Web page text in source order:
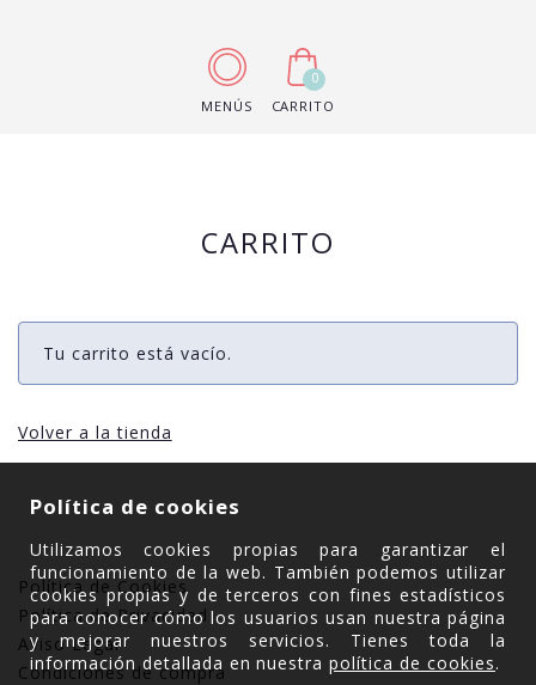
MENÚS
0
CARRITO
CARRITO
Tu carrito está vacío.
Volver a la tienda
Política de Cookies
Política de Privacidad
Aviso Legal
Condiciones de compra
Política de cookies
Utilizamos cookies propias para garantizar el
funcionamiento de la web. También podemos utilizar
cookies propias y de terceros con fines estadísticos
para conocer cómo los usuarios usan nuestra página
y mejorar nuestros servicios. Tienes toda la
información detallada en nuestrapolítica de cookies.